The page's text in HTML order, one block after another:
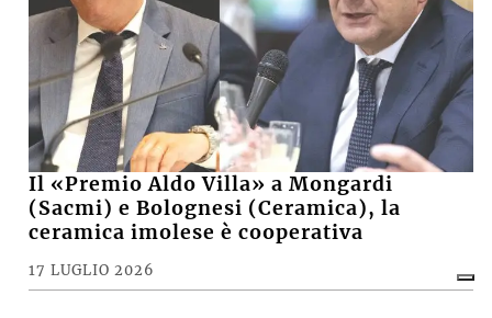
Il «Premio Aldo Villa» a Mongardi
(Sacmi) e Bolognesi (Ceramica), la
ceramica imolese è cooperativa
17 LUGLIO 2026